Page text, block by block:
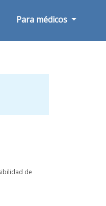
Para médicos
de